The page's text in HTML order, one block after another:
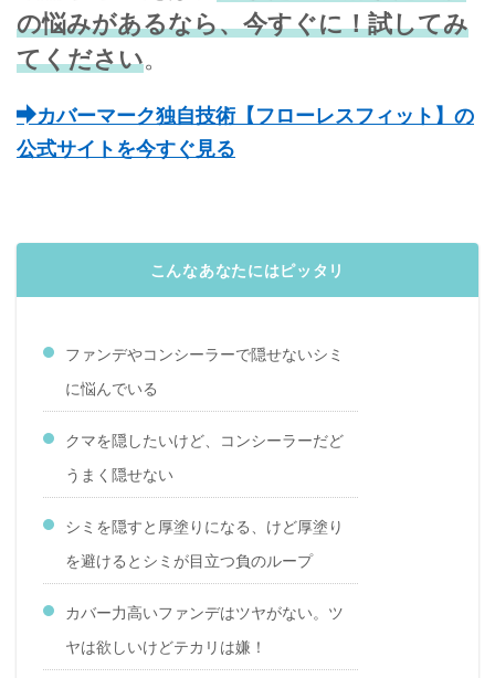
の悩みがあるなら、今すぐに！試してみ
てください。
カバーマーク独自技術【フローレスフィット】の
公式サイトを今すぐ見る
こんなあなたにはピッタリ
ファンデやコンシーラーで隠せないシミ
に悩んでいる
クマを隠したいけど、コンシーラーだど
うまく隠せない
シミを隠すと厚塗りになる、けど厚塗り
を避けるとシミが目立つ負のループ
カバー力高いファンデはツヤがない。ツ
ヤは欲しいけどテカリは嫌！